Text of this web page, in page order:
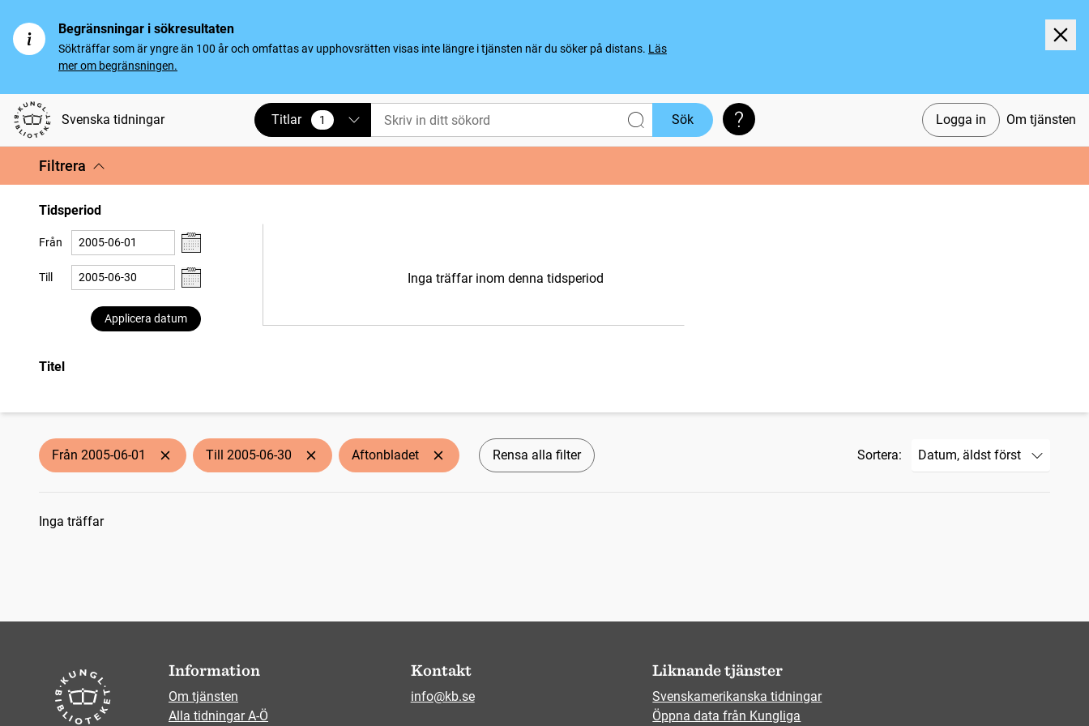
Begränsningar i sökresultaten
Sökträffar som är yngre än 100 år och omfattas av upphovsrätten visas inte längre i tjänsten när du söker på distans. Läs
mer om begränsningen.
Svenska tidningar Logga in Om tjänsten
Titlar 1
vald Sök Söktips
Filtrera
Tidsperiod
Från
Till
Applicera datum
Inga träffar inom denna tidsperiod
Titel
Från 2005-06-01 Till 2005-06-30 Aftonbladet Rensa alla filter Sortera:
Sökresultat
Inga träffar
Information
Om tjänsten
Alla tidningar A-Ö
Kontakt
info@kb.se
Liknande tjänster
Svenskamerikanska tidningar
Öppna data från Kungliga